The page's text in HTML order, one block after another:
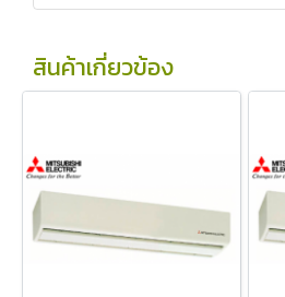
สินค้าเกี่ยวข้อง